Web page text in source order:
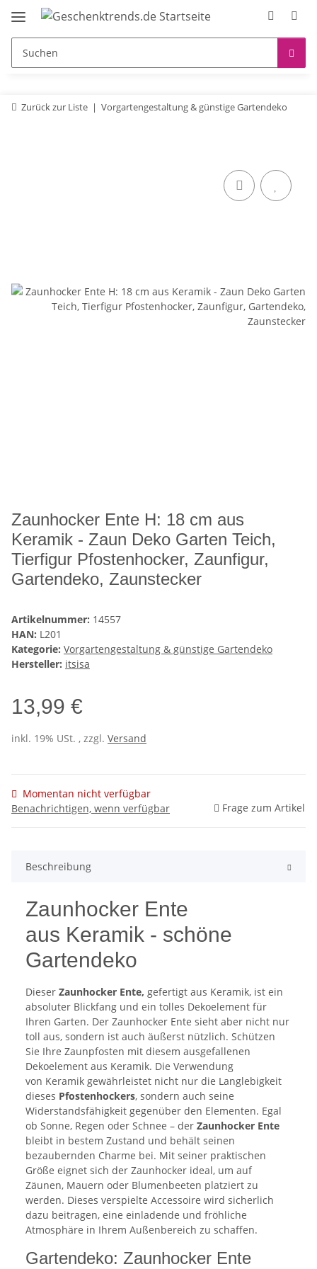
Zurück zur Liste Vorgartengestaltung & günstige Gartendeko
Zaunhocker Ente H: 18 cm aus
Keramik - Zaun Deko Garten Teich,
Tierfigur Pfostenhocker, Zaunfigur,
Gartendeko, Zaunstecker
Artikelnummer: 14557
HAN: L201
Kategorie: Vorgartengestaltung & günstige Gartendeko
Hersteller: itsisa
13,99 €
inkl. 19% USt. , zzgl. Versand
Momentan nicht verfügbar
Benachrichtigen, wenn verfügbar
Frage zum Artikel
Beschreibung
Zaunhocker Ente
aus Keramik - schöne
Gartendeko
Dieser Zaunhocker Ente, gefertigt aus Keramik, ist ein
absoluter Blickfang und ein tolles Dekoelement für
Ihren Garten. Der Zaunhocker Ente sieht aber nicht nur
toll aus, sondern ist auch äußerst nützlich. Schützen
Sie Ihre Zaunpfosten mit diesem ausgefallenen
Dekoelement aus Keramik. Die Verwendung
von Keramik gewährleistet nicht nur die Langlebigkeit
dieses Pfostenhockers, sondern auch seine
Widerstandsfähigkeit gegenüber den Elementen. Egal
ob Sonne, Regen oder Schnee – der Zaunhocker Ente
bleibt in bestem Zustand und behält seinen
bezaubernden Charme bei. Mit seiner praktischen
Größe eignet sich der Zaunhocker ideal, um auf
Zäunen, Mauern oder Blumenbeeten platziert zu
werden. Dieses verspielte Accessoire wird sicherlich
dazu beitragen, eine einladende und fröhliche
Atmosphäre in Ihrem Außenbereich zu schaffen.
Gartendeko: Zaunhocker Ente